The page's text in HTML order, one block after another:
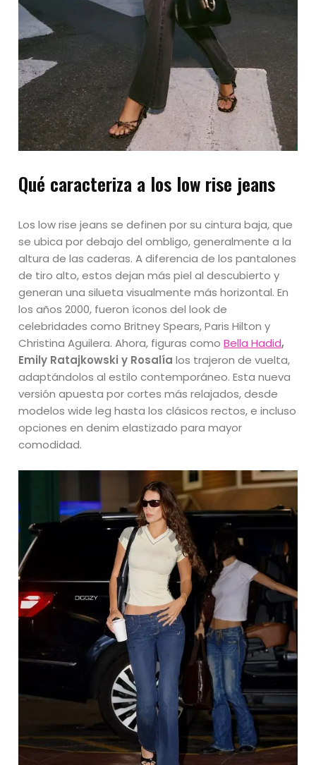
Qué caracteriza a los low rise jeans
Los low rise jeans se definen por su cintura baja, que
se ubica por debajo del ombligo, generalmente a la
altura de las caderas. A diferencia de los pantalones
de tiro alto, estos dejan más piel al descubierto y
generan una silueta visualmente más horizontal. En
los años 2000, fueron íconos del look de
celebridades como Britney Spears, Paris Hilton y
Christina Aguilera. Ahora, figuras comoBella Hadid,
Emily Ratajkowski y Rosalíalos trajeron de vuelta,
adaptándolos al estilo contemporáneo. Esta nueva
versión apuesta por cortes más relajados, desde
modelos wide leg hasta los clásicos rectos, e incluso
opciones en denim elastizado para mayor
comodidad.